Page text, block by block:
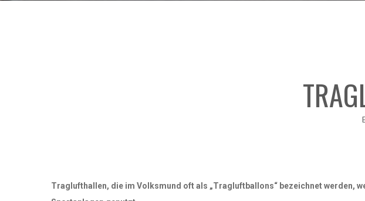
Traglufthallen, die im Volksmund oft als „Tragluftballons“ bezeichnet werden,